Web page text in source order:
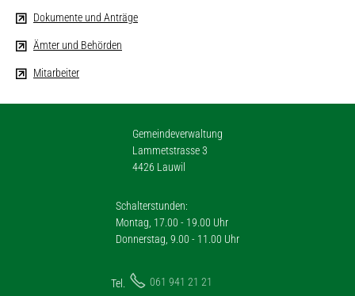
Dokumente und Anträge
Ämter und Behörden
Mitarbeiter
Gemeindeverwaltung
Lammetstrasse 3
4426 Lauwil
Schalterstunden:
Montag, 17.00 - 19.00 Uhr
Donnerstag, 9.00 - 11.00 Uhr
Tel.
061 941 21 21